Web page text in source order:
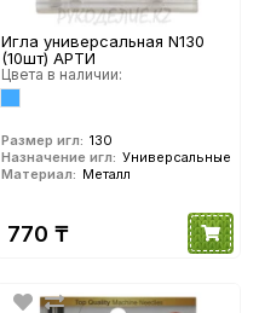
Игла универсальная N130
(10шт) АРТИ
Цвета в наличии:
Размер игл: 130
Назначение игл: Универсальные
Материал: Металл
770 ₸